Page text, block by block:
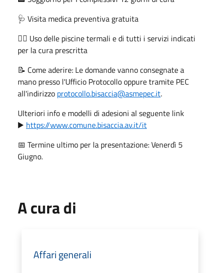
🩺 Visita medica preventiva gratuita
🏊‍♂️ Uso delle piscine termali e di tutti i servizi indicati
per la cura prescritta
📝 Come aderire: Le domande vanno consegnate a
mano presso l'Ufficio Protocollo oppure tramite PEC
all'indirizzo protocollo.bisaccia@asmepec.it.
Ulteriori info e modelli di adesioni al seguente link
▶️ https://www.comune.bisaccia.av.it/it
📅 Termine ultimo per la presentazione: Venerdì 5
Giugno.
A cura di
Affari generali